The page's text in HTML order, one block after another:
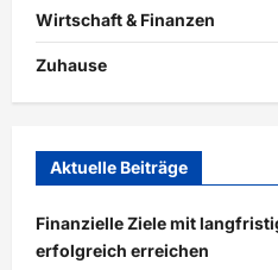
Wirtschaft & Finanzen
Zuhause
Aktuelle Beiträge
Finanzielle Ziele mit
erfolgreich erreichen